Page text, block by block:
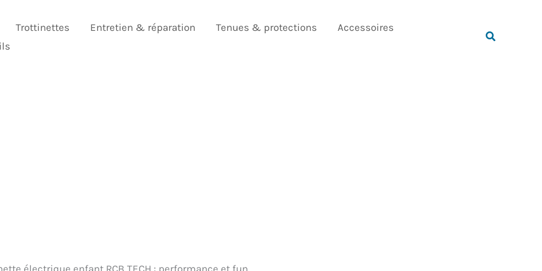
Trottinettes Entretien & réparation Tenues & protections
Accessoires
Rechercher
électrique enfant RCB TECH : performance et fun